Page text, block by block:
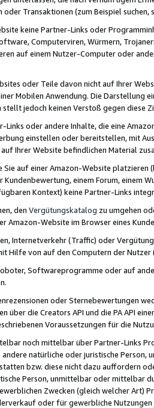
oder Transaktionen (zum Beispiel
keine Partner-Links oder
Computerviren, Würmern,
auf einem Nutzer-Computer oder
oder Teile davon nicht auf Ihrer
Mobilen Anwendung. Die Darstellung
stellt jedoch keinen Verstoß gegen diese
Links oder andere Inhalte, die eine
einstellen oder bereitstellen, mit
Ihrer Website befindlichen Material
Sie auf einer Amazon-Website
Kundenbewertung, einem Forum, einem
Kontext) keine Partner-Links
den Vergütungskatalog zu umgehen
Amazon-Website im Browser eines
Internetverkehr (Traffic) oder
Hilfe von auf den Computern der
Softwareprogramme oder auf
oder Sternebewertungen
über die Creators API und die PA API
Voraussetzungen für die
noch mittelbar über Partner-Links
natürliche oder juristische
bzw. diese nicht dazu auffordern
Person, unmittelbar oder mittelbar
Zwecken (gleich welcher Art)
oder für gewerbliche